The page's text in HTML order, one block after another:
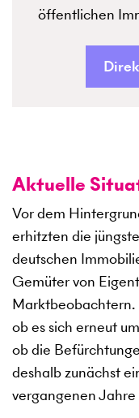
öffentlichen
Aktuelle
Vor dem
erhitzten die
deutschen
Gemüter von
Marktbeobachtern.
ob es sich erneut
ob die
deshalb zunächst
vergangenen